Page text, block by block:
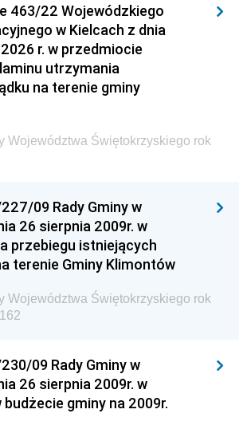
463/22 Wojewódzkiego
w Kielcach z dnia
r. w przedmiocie
utrzymania
na terenie gminy
Województwa Świętokrzyskiego rok
09 Rady Gminy w
26 sierpnia 2009r. w
przebiegu istniejących
terenie Gminy Klimontów
Województwa Świętokrzyskiego rok
09 Rady Gminy w
26 sierpnia 2009r. w
gminy na 2009r.